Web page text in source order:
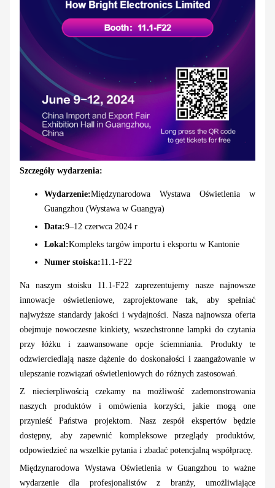
Szczegóły wydarzenia:
Wydarzenie:Międzynarodowa Wystawa Oświetlenia w
Guangzhou (Wystawa w Guangya)
Data:9–12 czerwca 2024 r
Lokal:Kompleks targów importu i eksportu w Kantonie
Numer stoiska:11.1-F22
Na naszym stoisku 11.1-F22 zaprezentujemy nasze najnowsze
innowacje oświetleniowe, zaprojektowane tak, aby spełniać
najwyższe standardy jakości i wydajności. Nasza najnowsza oferta
obejmuje nowoczesne kinkiety, wszechstronne lampki do czytania
przy łóżku i zaawansowane opcje ściemniania. Produkty te
odzwierciedlają nasze dążenie do doskonałości i zaangażowanie w
ulepszanie rozwiązań oświetleniowych do różnych zastosowań.
Z niecierpliwością czekamy na możliwość zademonstrowania
naszych produktów i omówienia korzyści, jakie mogą one
przynieść Państwa projektom. Nasz zespół ekspertów będzie
dostępny, aby zapewnić kompleksowe przeglądy produktów,
odpowiedzieć na wszelkie pytania i zbadać potencjalną współpracę.
Międzynarodowa Wystawa Oświetlenia w Guangzhou to ważne
wydarzenie dla profesjonalistów z branży, umożliwiające